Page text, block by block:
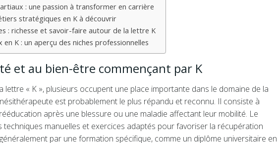
: une passion à transformer en carrière
stratégiques en K à découvrir
: richesse et savoir-faire autour de la lettre K
K : un aperçu des niches professionnelles
et au bien-être commençant par K
« K », plusieurs occupent une place importante dans le domaine de la
est probablement le plus répandu et reconnu. Il consiste à
après une blessure ou une maladie affectant leur mobilité. Le
manuelles et exercices adaptés pour favoriser la récupération
par une formation spécifique, comme un diplôme universitaire en